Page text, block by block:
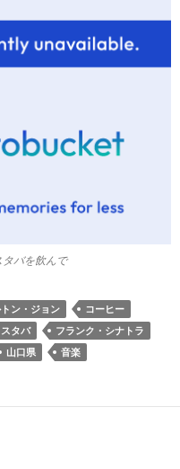
バを飲んで
ン・ジョン
コーヒー
スタバ
フランク・シナトラ
山口県 音楽